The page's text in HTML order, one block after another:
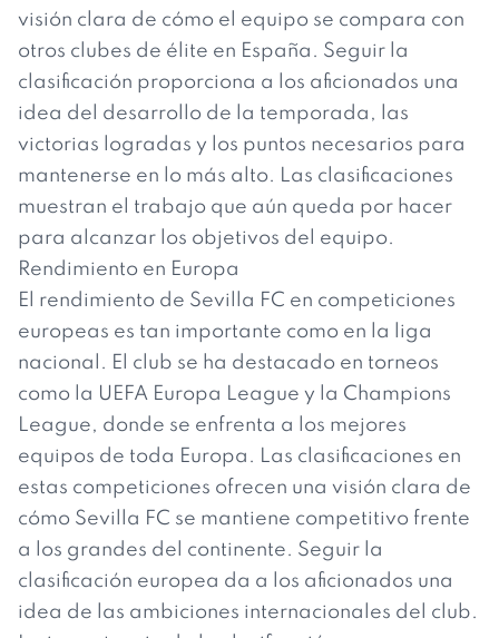
visión clara de cómo el equipo se compara con
otros clubes de élite en España. Seguir la
clasificación proporciona a los aficionados una
idea del desarrollo de la temporada, las
victorias logradas y los puntos necesarios para
mantenerse en lo más alto. Las clasificaciones
muestran el trabajo que aún queda por hacer
para alcanzar los objetivos del equipo.
Rendimiento en Europa
El rendimiento de Sevilla FC en competiciones
europeas es tan importante como en la liga
nacional. El club se ha destacado en torneos
como la UEFA Europa League y la Champions
League, donde se enfrenta a los mejores
equipos de toda Europa. Las clasificaciones en
estas competiciones ofrecen una visión clara de
cómo Sevilla FC se mantiene competitivo frente
a los grandes del continente. Seguir la
clasificación europea da a los aficionados una
idea de las ambiciones internacionales del club.